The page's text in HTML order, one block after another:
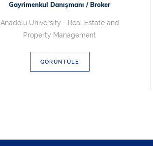
Gayrimenkul Danışmanı / Broker
Anadolu University - Real Estate and
Property Management
GÖRÜNTÜLE